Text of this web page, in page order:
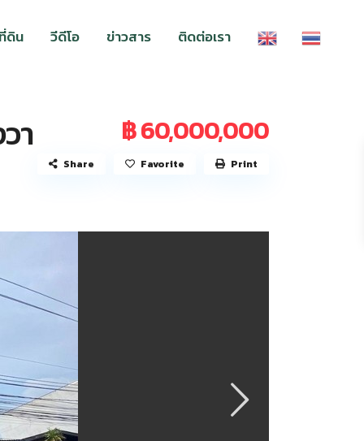
ดิน วีดีโอ ข่าวสาร ติดต่อเรา
า ฿ 60,000,000
Share Favorite Print